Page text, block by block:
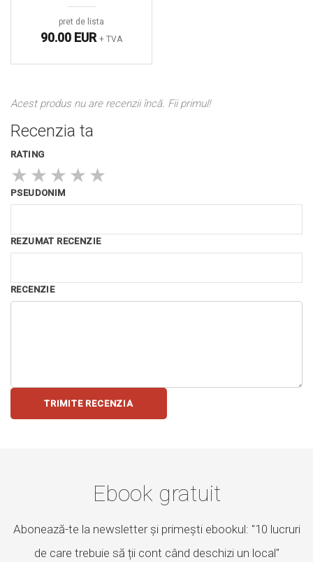
pret de lista
90.00 EUR + TVA
Acest produs nu are recenzii încă. Fii primul!
Recenzia ta
RATING
★ ★ ★ ★ ★
PSEUDONIM
REZUMAT RECENZIE
RECENZIE
TRIMITE RECENZIA
Ebook gratuit
Abonează-te la newsletter și primești ebookul: "10 lucruri
de care trebuie să ții cont când deschizi un local"